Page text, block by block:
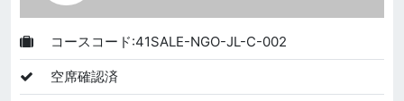
コースコード:41SALE-NGO-JL-C-002
空席確認済